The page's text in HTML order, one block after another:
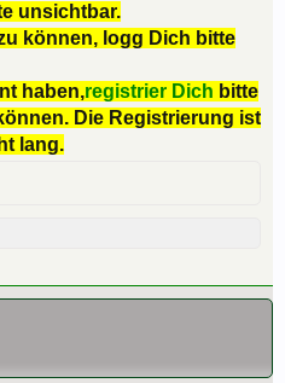
unsichtbar.
können, logg Dich bitte
haben,registrier Dich bitte
Die Registrierung ist
lang.